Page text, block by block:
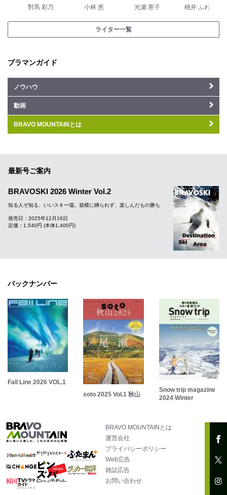
對馬 彩乃 小林 恵 光瀬 憲子 桃井 ふわわ
ライター一覧
ブラマンガイド
ノウハウ
動画
BRAVO MOUNTAINとは
最新号ご案内
BRAVOSKI 2026 Winter Vol.2
知る人ぞ知る、いいスキー場。規模に縛られず、楽しんだもの勝ち
発売日：2025年12月16日
定価：1,540円 (本体1,400円)
バックナンバー
Fall Line 2026 VOL.1
soto 2025 Vol.1 秋山
Snow trip magazine
2024 Winter
BRAVO MOUNTAINとは
運営会社
プライバシーポリシー
Web広告
雑誌広告
お問い合わせ